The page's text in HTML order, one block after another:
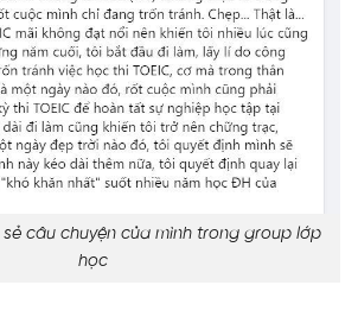
câu chuyện của mình trong group lớp
học